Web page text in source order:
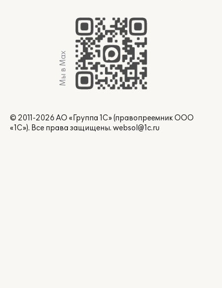
Мы в Max
© 2011-2026 АО «Группа 1С» (правопреемник ООО
«1С»). Все права защищены. websol@1c.ru